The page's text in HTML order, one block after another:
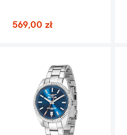
569,00 zł